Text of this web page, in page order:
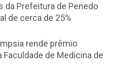
Prefeitura de Penedo
de cerca de 25%
rende prêmio
de Medicina de